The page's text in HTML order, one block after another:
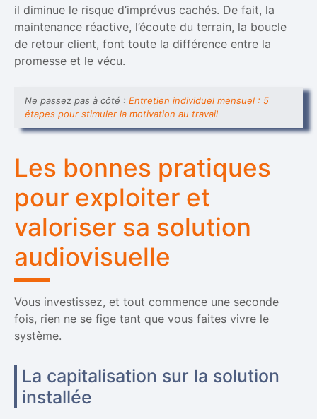
il diminue le risque d’imprévus cachés. De fait, la
maintenance réactive, l’écoute du terrain, la boucle
de retour client, font toute la différence entre la
promesse et le vécu.
Ne passez pas à côté : Entretien individuel mensuel : 5
étapes pour stimuler la motivation au travail
Les bonnes pratiques
pour exploiter et
valoriser sa solution
audiovisuelle
Vous investissez, et tout commence une seconde
fois, rien ne se fige tant que vous faites vivre le
système.
La capitalisation sur la solution
installée